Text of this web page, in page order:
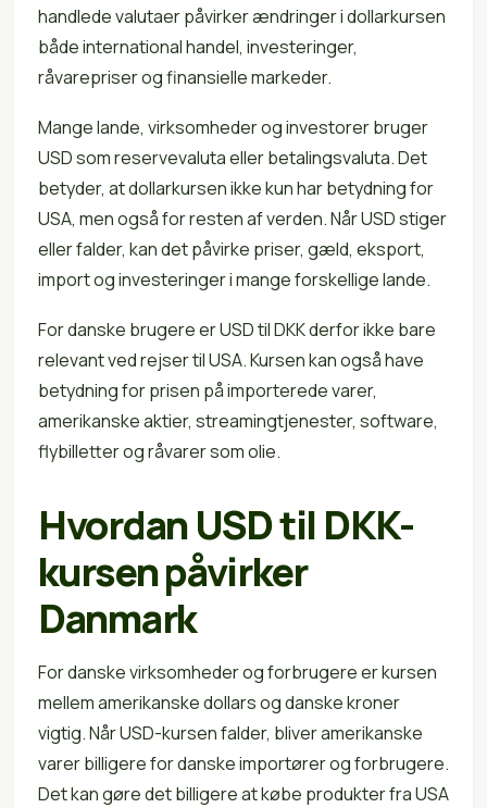
handlede valutaer påvirker ændringer i dollarkursen
både international handel, investeringer,
råvarepriser og finansielle markeder.
Mange lande, virksomheder og investorer bruger
USD som reservevaluta eller betalingsvaluta. Det
betyder, at dollarkursen ikke kun har betydning for
USA, men også for resten af verden. Når USD stiger
eller falder, kan det påvirke priser, gæld, eksport,
import og investeringer i mange forskellige lande.
For danske brugere er USD til DKK derfor ikke bare
relevant ved rejser til USA. Kursen kan også have
betydning for prisen på importerede varer,
amerikanske aktier, streamingtjenester, software,
flybilletter og råvarer som olie.
Hvordan USD til DKK-
kursen påvirker
Danmark
For danske virksomheder og forbrugere er kursen
mellem amerikanske dollars og danske kroner
vigtig. Når USD-kursen falder, bliver amerikanske
varer billigere for danske importører og forbrugere.
Det kan gøre det billigere at købe produkter fra USA